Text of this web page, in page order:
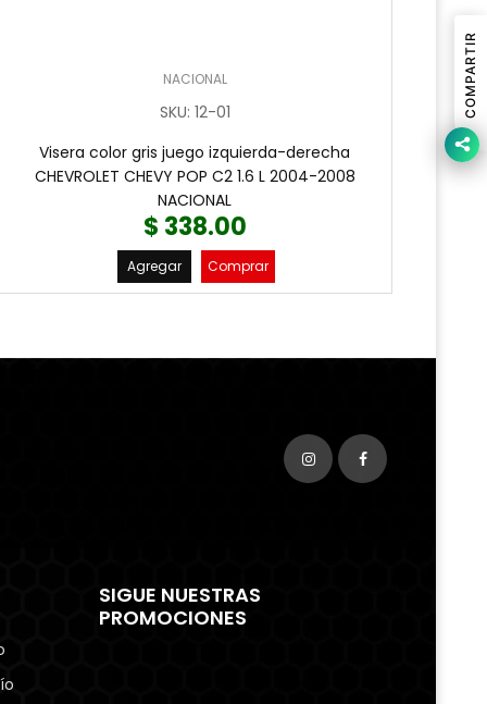
NACIONAL
SKU: 12-01
Visera color gris juego izquierda-derecha
CHEVROLET CHEVY POP C2 1.6 L 2004-2008
NACIONAL
$ 338.00
Agregar Comprar
SIGUE NUESTRAS
PROMOCIONES
COMPARTIR